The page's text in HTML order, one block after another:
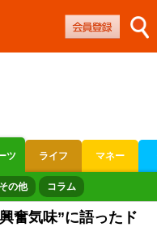
ツ ライフ マネー
その他 コラム
奮気味”に語ったド